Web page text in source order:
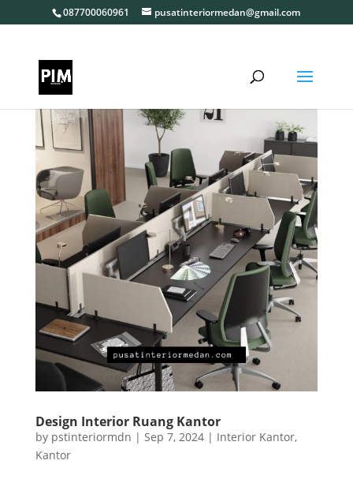
087700060961 pusatinteriormedan@gmail.com
Design Interior Ruang Kantor
by pstinteriormdn | Sep 7, 2024| Interior Kantor,
Kantor